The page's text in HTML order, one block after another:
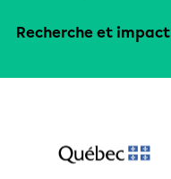
Recherche et impact